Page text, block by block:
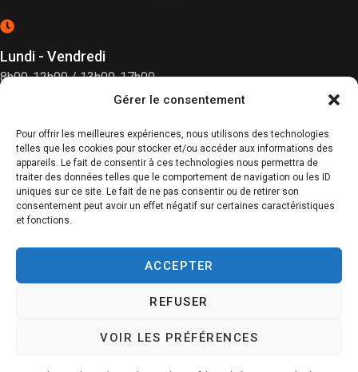
Gérer le consentement
Pour offrir les meilleures expériences, nous utilisons des technologies
telles que les cookies pour stocker et/ou accéder aux informations des
appareils. Le fait de consentir à ces technologies nous permettra de
traiter des données telles que le comportement de navigation ou les ID
uniques sur ce site. Le fait de ne pas consentir ou de retirer son
consentement peut avoir un effet négatif sur certaines caractéristiques
et fonctions.
ACCEPTER
REFUSER
VOIR LES PRÉFÉRENCES
Lundi - Vendredi
8h00-12h00 / 13h00-17h00
© AMGI 2026 - Réalisation444 Communication
Gestion des cookies